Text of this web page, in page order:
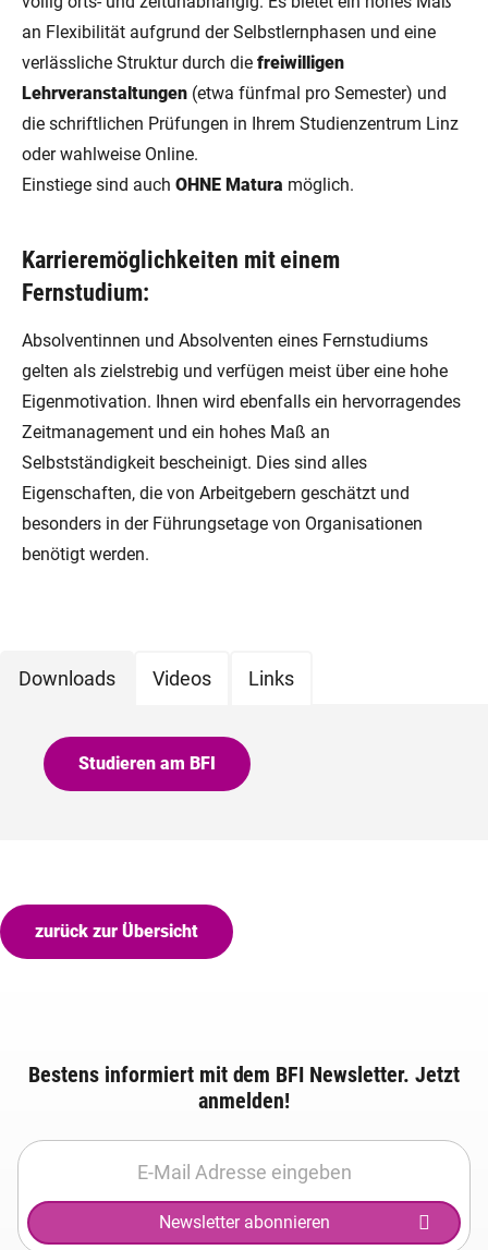
an Flexibilität aufgrund der Selbstlernphasen und eine
verlässliche Struktur durch die freiwilligen
Lehrveranstaltungen (etwa fünfmal pro Semester) und
die schriftlichen Prüfungen in Ihrem Studienzentrum Linz
oder wahlweise Online.
Einstiege sind auch OHNE Matura möglich.
Karrieremöglichkeiten mit einem
Fernstudium:
Absolventinnen und Absolventen eines Fernstudiums
gelten als zielstrebig und verfügen meist über eine hohe
Eigenmotivation. Ihnen wird ebenfalls ein hervorragendes
Zeitmanagement und ein hohes Maß an
Selbstständigkeit bescheinigt. Dies sind alles
Eigenschaften, die von Arbeitgebern geschätzt und
besonders in der Führungsetage von Organisationen
benötigt werden.
Downloads Videos Links
Studieren am BFI
zurück zur Übersicht
Bestens informiert mit dem BFI Newsletter. Jetzt
anmelden!
Newsletter abonnieren